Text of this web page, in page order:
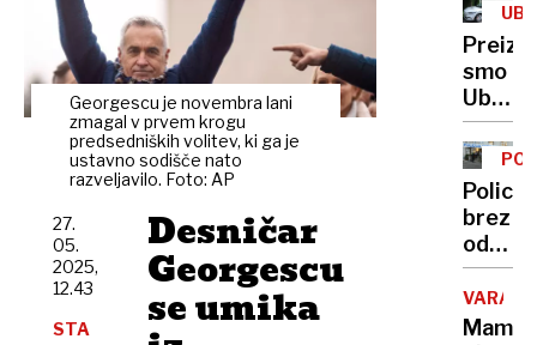
Georgescu je novembra lani
zmagal v prvem krogu
predsedniških volitev, ki ga je
ustavno sodišče nato
razveljavilo. Foto: AP
Desničar
Georgescu
se umika
27.
05.
2025,
12.43
STA
smo
Uber:
Tresel
se je
prišel
pa je
taksi
Včasih
Policija
brez
o
požaru
Mama